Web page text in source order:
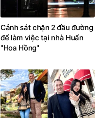
Cảnh sát chặn 2 đầu đường
để làm việc tại nhà Huấn
"Hoa Hồng"